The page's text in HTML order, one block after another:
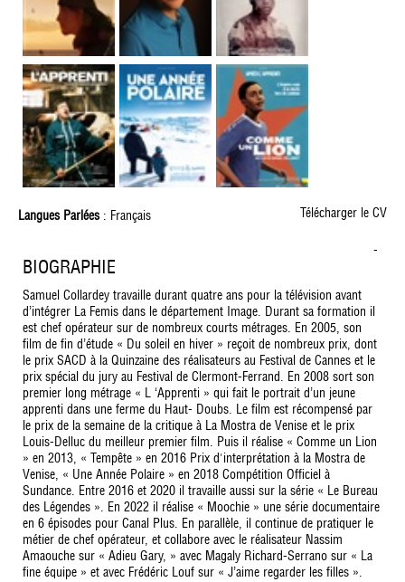
Langues Parlées: Français Télécharger le CV
BIOGRAPHIE
-
Samuel Collardey travaille durant quatre ans pour la télévision avant
d’intégrer La Femis dans le département Image. Durant sa formation il
est chef opérateur sur de nombreux courts métrages. En 2005, son
film de fin d’étude « Du soleil en hiver » reçoit de nombreux prix, dont
le prix SACD à la Quinzaine des réalisateurs au Festival de Cannes et le
prix spécial du jury au Festival de Clermont-Ferrand. En 2008 sort son
premier long métrage « L ‘Apprenti » qui fait le portrait d’un jeune
apprenti dans une ferme du Haut- Doubs. Le film est récompensé par
le prix de la semaine de la critique à La Mostra de Venise et le prix
Louis-Delluc du meilleur premier film. Puis il réalise « Comme un Lion
» en 2013, « Tempête » en 2016 Prix d'interprétation à la Mostra de
Venise, « Une Année Polaire » en 2018 Compétition Officiel à
Sundance. Entre 2016 et 2020 il travaille aussi sur la série « Le Bureau
des Légendes ». En 2022 il réalise « Moochie » une série documentaire
en 6 épisodes pour Canal Plus. En parallèle, il continue de pratiquer le
métier de chef opérateur, et collabore avec le réalisateur Nassim
Amaouche sur « Adieu Gary, » avec Magaly Richard-Serrano sur « La
fine équipe » et avec Frédéric Louf sur « J’aime regarder les filles ».